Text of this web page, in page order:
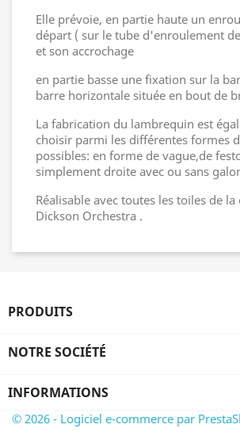
Elle prévoie, en partie haute un
départ ( sur le tube d'enroulement
et son accrochage
en partie basse une fixation sur la
barre horizontale située en bout de
La fabrication du lambrequin est
choisir parmi les différentes formes
possibles: en forme de vague,de
simplement droite avec ou sans
Réalisable avec toutes les toiles de
Dickson Orchestra .
PRODUITS
NOTRE SOCIÉTÉ
INFORMATIONS
© 2026 - Logiciel e-commerce par